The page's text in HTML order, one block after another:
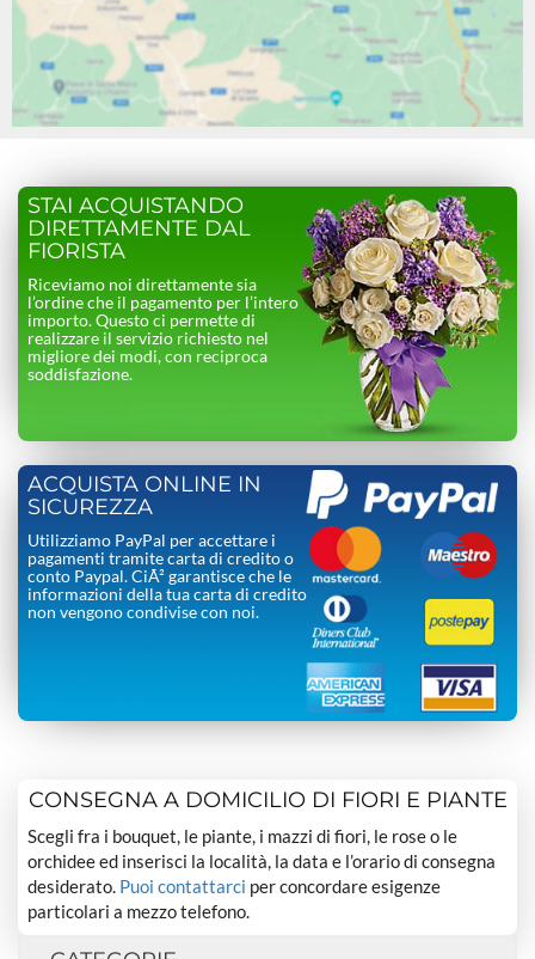
STAI ACQUISTANDO
DIRETTAMENTE DAL
FIORISTA
Riceviamo noi direttamente sia
l’ordine che il pagamento per l’intero
importo. Questo ci permette di
realizzare il servizio richiesto nel
migliore dei modi, con reciproca
soddisfazione.
ACQUISTA ONLINE IN
SICUREZZA
Utilizziamo PayPal per accettare i
pagamenti tramite carta di credito o
conto Paypal. CiÃ² garantisce che le
informazioni della tua carta di credito
non vengono condivise con noi.
CONSEGNA A DOMICILIO DI FIORI E PIANTE
Scegli fra i bouquet, le piante, i mazzi di fiori, le rose o le
orchidee ed inserisci la località, la data e l’orario di consegna
desiderato. Puoi contattarci per concordare esigenze
particolari a mezzo telefono.